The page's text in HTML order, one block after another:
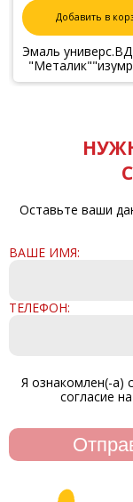
Добавить в
Эмаль
Оставьте ваши
ВАШЕ ИМЯ:
ТЕЛЕФОН:
Я ознакомлен(-а) с
согласие на